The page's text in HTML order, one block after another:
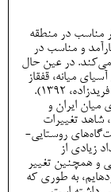
مناسب در منطقه
و مناسب در
می‌کند. در عین حال
میانه، قفقاز
1392).
میان ایران و
شاهد تغییرات
روستایی-
زیادی از
و همچنین تغییر
به طوری که